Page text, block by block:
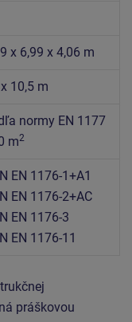
x 6,99 x 4,06 m
10,5 m
normy EN 1177
m2
EN 1176-1+A1
EN 1176-2+AC
EN 1176-3
EN 1176-11
práškovou